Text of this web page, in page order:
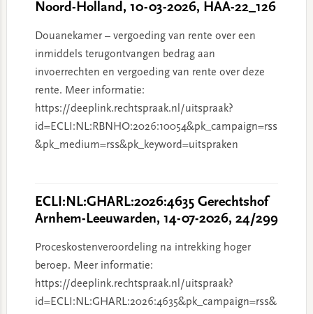
Noord-Holland, 10-03-2026, HAA-22_126
Douanekamer – vergoeding van rente over een
inmiddels terugontvangen bedrag aan
invoerrechten en vergoeding van rente over deze
rente. Meer informatie:
https://deeplink.rechtspraak.nl/uitspraak?
id=ECLI:NL:RBNHO:2026:10054&pk_campaign=rss
&pk_medium=rss&pk_keyword=uitspraken
ECLI:NL:GHARL:2026:4635 Gerechtshof
Arnhem-Leeuwarden, 14-07-2026, 24/299
Proceskostenveroordeling na intrekking hoger
beroep. Meer informatie:
https://deeplink.rechtspraak.nl/uitspraak?
id=ECLI:NL:GHARL:2026:4635&pk_campaign=rss&